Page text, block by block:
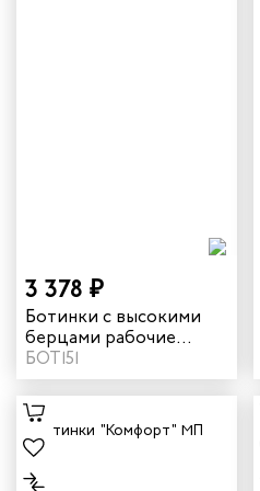
3 378 ₽
Ботинки с высокими
берцами рабочие
летние/демисезонные
"Комфорт" с МП цвет
черный
БОТ151